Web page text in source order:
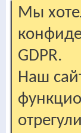
Мы
GDPR.
Наш